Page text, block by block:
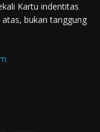
Kartu indentitas
bukan tanggung